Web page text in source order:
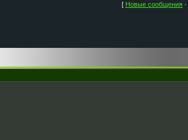
[ Новые сообщения ·